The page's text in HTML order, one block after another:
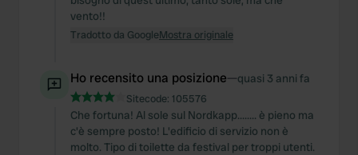
vento!!
Tradotto da GoogleMostra originale
Ho recensito una posizione—quasi 3 anni fa
Sitecode: 105576
Che fortuna! Al sole sul Nordkapp........ è pieno ma
c'è sempre posto! L'edificio di servizio non è
molto. Tipo di toilette da festival per troppi utenti.